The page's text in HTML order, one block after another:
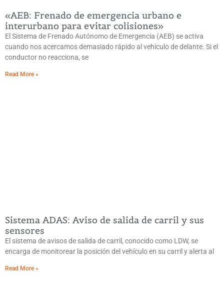
«AEB: Frenado de emergencia urbano e
interurbano para evitar colisiones»
El Sistema de Frenado Autónomo de Emergencia (AEB) se activa
cuando nos acercamos demasiado rápido al vehículo de delante. Si el
conductor no reacciona, se
Read More »
Sistema ADAS: Aviso de salida de carril y sus
sensores
El sistema de avisos de salida de carril, conocido como LDW, se
encarga de monitorear la posición del vehículo en su carril y alerta al
Read More »